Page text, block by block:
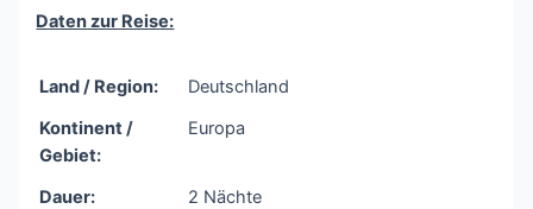
Daten zur Reise:
Land / Region:
Deutschland
Kontinent /
Gebiet:
Europa
Dauer:
2 Nächte